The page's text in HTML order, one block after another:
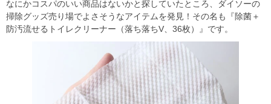
なにかコスパのいい商品はないかと探していたところ、ダイソーの
掃除グッズ売り場でよさそうなアイテムを発見！その名も『除菌＋
防汚流せるトイレクリーナー（落ち落ちV、36枚）』です。